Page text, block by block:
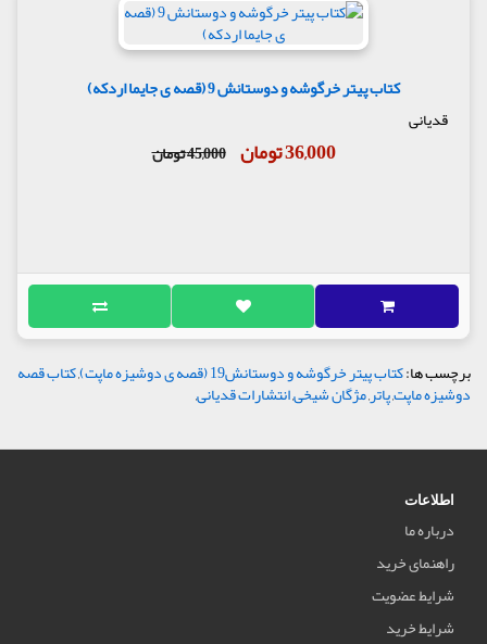
کتاب پیتر خرگوشه و دوستانش 9 (قصه ی جایما اردکه)
قدیانی
36,000 تومان 45,000 تومان
برچسب ها:کتاب پیتر خرگوشه و دوستانش19 (قصه ی دوشیزه ماپت) ,کتاب قصه
دوشیزه ماپت,پاتر,مژگان شیخی,انتشارات قدیانی,
اطلاعات
درباره ما
راهنمای خرید
شرایط عضویت
شرایط خرید